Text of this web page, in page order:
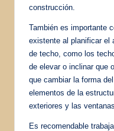
construcción.
También es importante
existente al planificar el
de techo, como los
de elevar o inclinar que
que cambiar la forma
elementos de la
exteriores y las ventanas.
Es recomendable